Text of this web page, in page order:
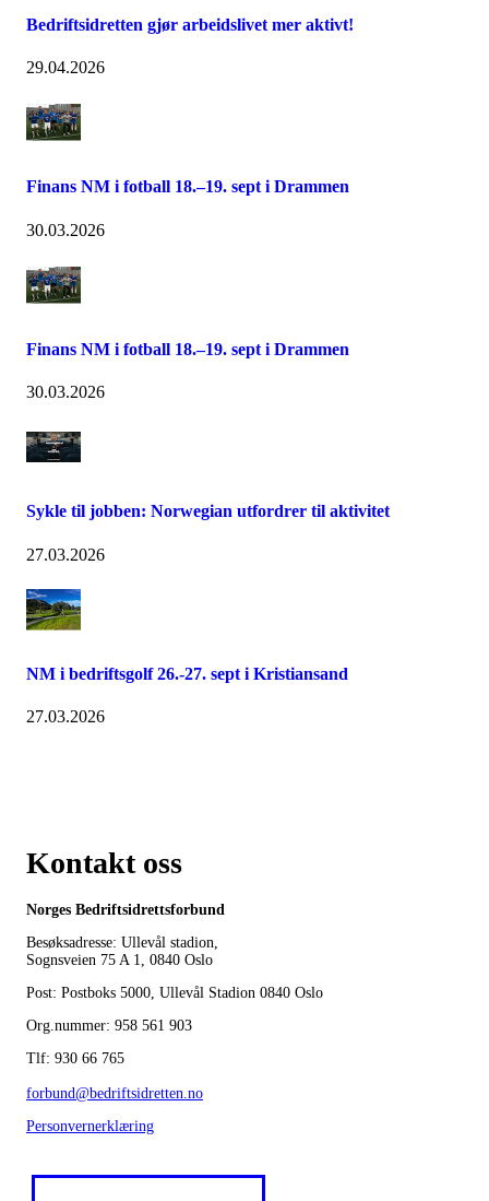
Bedriftsidretten gjør arbeidslivet mer aktivt!
29.04.2026
Finans NM i fotball 18.–19. sept i Drammen
30.03.2026
Finans NM i fotball 18.–19. sept i Drammen
30.03.2026
Sykle til jobben: Norwegian utfordrer til aktivitet
27.03.2026
NM i bedriftsgolf 26.-27. sept i Kristiansand
27.03.2026
Kontakt oss
Norges Bedriftsidrettsforbund
Besøksadresse: Ullevål stadion,
Sognsveien 75 A 1, 0840 Oslo
Post: Postboks 5000, Ullevål Stadion 0840 Oslo
Org.nummer: 958 561 903
Tlf: 930 66 765
forbund@bedriftsidretten.no
Personvernerklæring